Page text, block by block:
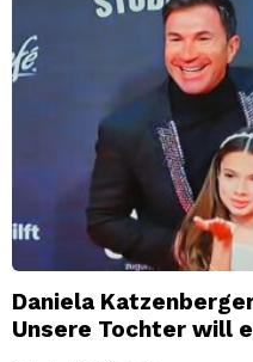
Daniela
Unsere Tochter will